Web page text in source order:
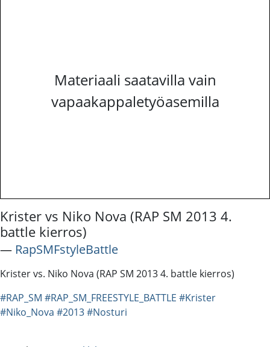
Materiaali saatavilla vain
vapaakappaletyöasemilla
Krister vs Niko Nova (RAP SM 2013 4.
battle kierros)
― RapSMFstyleBattle
Krister vs. Niko Nova (RAP SM 2013 4. battle kierros)
#RAP_SM #RAP_SM_FREESTYLE_BATTLE #Krister
#Niko_Nova #2013#Nosturi